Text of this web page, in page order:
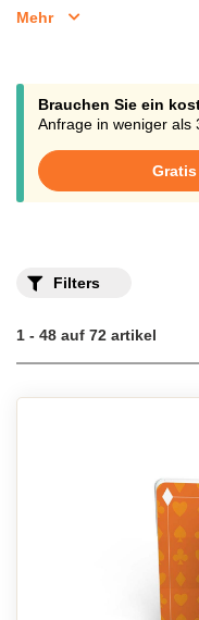
Spielkarten mit eigenen
personalisierten
andere beliebte Spiele
gestalten Sie
Kartenspiel personalisiert
Mehr
Brauchen Sie ein
Anfrage in weniger als
Filters
1 - 48 auf 72 artikel